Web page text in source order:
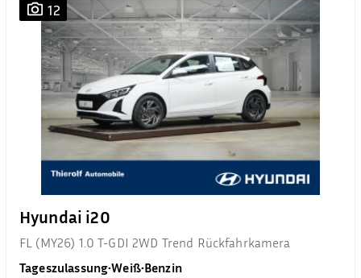
12
Hyundai i20
FL (MY26) 1.0 T-GDI 2WD Trend Rückfahrkamera
Tageszulassung•Weiß•Benzin